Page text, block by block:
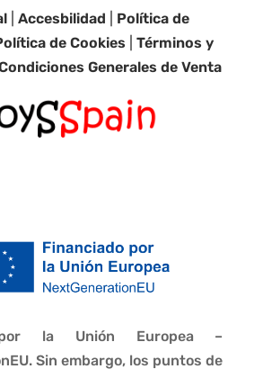
|Accesbilidad
Política de
de Cookies |Términos y
Generales de Venta
por la Unión Europea –
Sin embargo, los puntos de